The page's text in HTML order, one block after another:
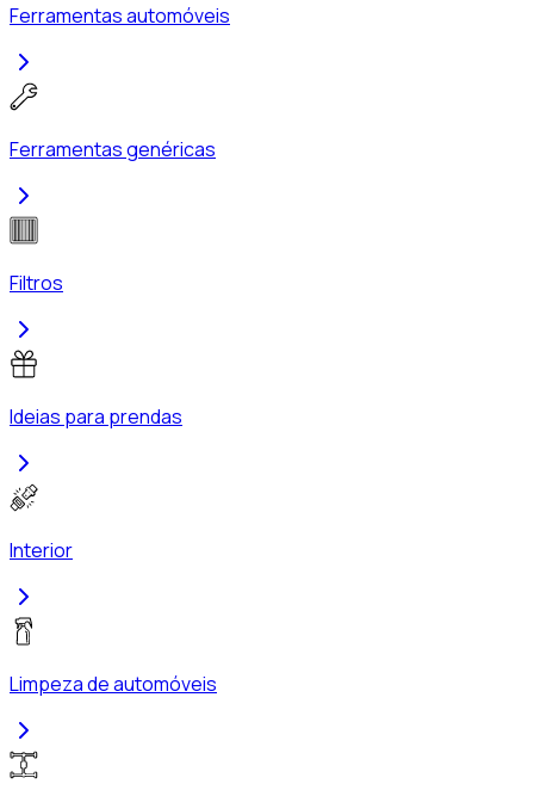
Ferramentas automóveis
Ferramentas genéricas
Filtros
Ideias para prendas
Interior
Limpeza de automóveis